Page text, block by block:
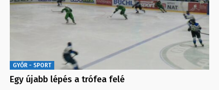
GYŐR - SPORT
Egy újabb lépés a trófea felé